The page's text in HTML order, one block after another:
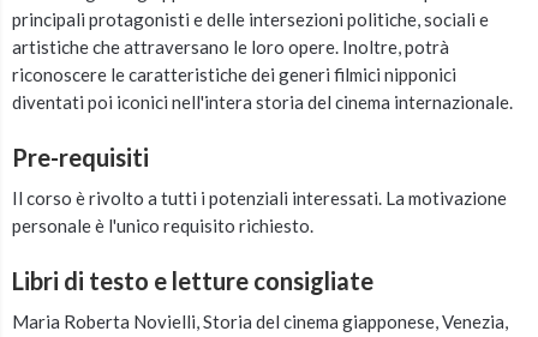
principali protagonisti e delle intersezioni politiche, sociali e
artistiche che attraversano le loro opere. Inoltre, potrà
riconoscere le caratteristiche dei generi filmici nipponici
diventati poi iconici nell'intera storia del cinema internazionale.
Pre-requisiti
Il corso è rivolto a tutti i potenziali interessati. La motivazione
personale è l'unico requisito richiesto.
Libri di testo e letture consigliate
Maria Roberta Novielli, Storia del cinema giapponese, Venezia,